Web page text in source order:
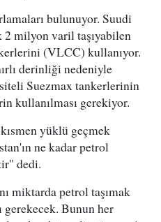
bulunuyor. Suudi
2 milyon varil taşıyabilen
(VLCC) kullanıyor.
derinliği nedeniyle
Suezmax tankerlerinin
kullanılması gerekiyor.
yüklü geçmek
ne kadar petrol
dedi.
miktarda petrol taşımak
gerekecek. Bunun her